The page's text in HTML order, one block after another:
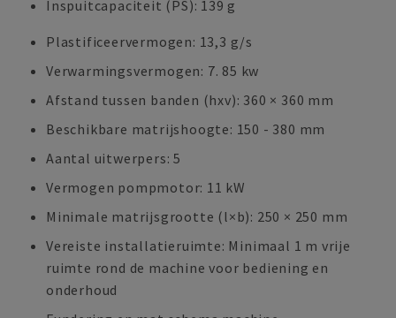
Inspuitcapaciteit (PS): 139 g
Plastificeervermogen: 13,3 g/s
Verwarmingsvermogen: 7. 85 kw
Afstand tussen banden (hxv): 360 × 360 mm
Beschikbare matrijshoogte: 150 - 380 mm
Aantal uitwerpers: 5
Vermogen pompmotor: 11 kW
Minimale matrijsgrootte (l×b): 250 × 250 mm
Vereiste installatieruimte: Minimaal 1 m vrije
ruimte rond de machine voor bediening en
onderhoud